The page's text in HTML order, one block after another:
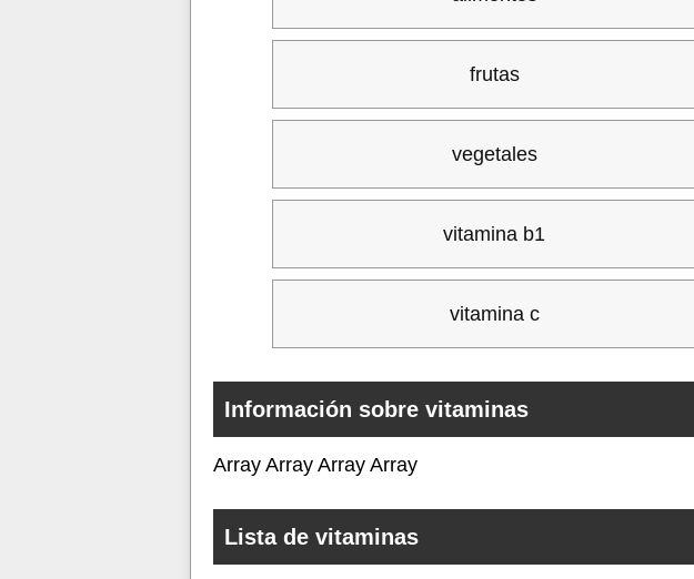
frutas
vegetales
vitamina b1
vitamina c
Información sobre vitaminas
Array Array Array Array
Lista de vitaminas